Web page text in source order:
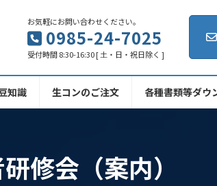
お気軽にお問い合わせください。
0985-24-7025
受付時間 8:30-16:30 [ 土・日・祝日除く ]
知識 生コンのご注文 各種書類等ダウ
修会（案内）